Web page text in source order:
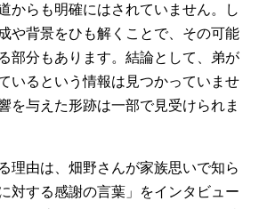
からも明確にはされていません。し
や背景をひも解くことで、その可能
部分もあります。結論として、弟が
いるという情報は見つかっていませ
を与えた形跡は一部で見受けられま
理由は、畑野さんが家族思いで知ら
対する感謝の言葉」をインタビュー